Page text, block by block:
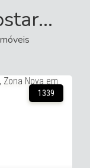
17858